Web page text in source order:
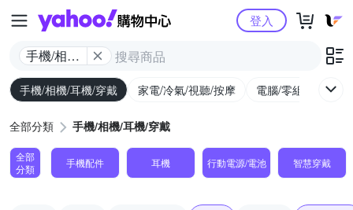
Yahoo購物中心
手機/相機/
耳機/穿戴
登入
手機/相機/耳機/穿戴 家電/冷氣/視聽/按摩 電腦/零組件/週邊/
全部分類 手機/相機/耳機/穿戴
全部
分類
手機配件 耳機 行動電源/電池 智慧穿戴